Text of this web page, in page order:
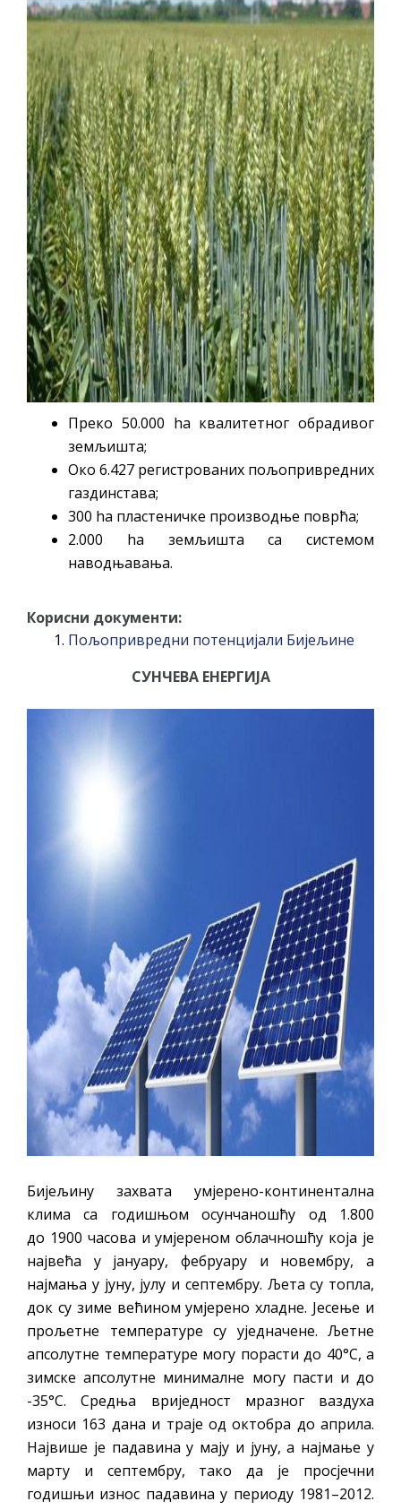
Преко 50.000 ha квалитетног обрадивог
земљишта;
Око 6.427 регистрованих пољопривредних
газдинстава;
300 ha пластеничке производње поврћа;
2.000 ha земљишта са системом
наводњавања.
Корисни документи:
Пољопривредни потенцијали Бијељине
СУНЧЕВА ЕНЕРГИЈА
Бијељину захвата умјерено-континентална
клима са годишњом осунчаношћу од 1.800
до 1900 часова и умјереном облачношћу која је
највећа у јануару, фебруару и новембру, а
најмања у јуну, јулу и септембру. Љета су топла,
док су зиме већином умјерено хладне. Јесење и
прољетне температуре су уједначене. Љетне
апсолутне температуре могу порасти до 40°C, а
зимске апсолутне минималне могу пасти и до
-35°С. Средња вриједност мразног ваздуха
износи 163 дана и траје од октобра до априла.
Највише је падавина у мају и јуну, а најмање у
марту и септембру, тако да је просјечни
годишњи износ падавина у периоду 1981–2012.